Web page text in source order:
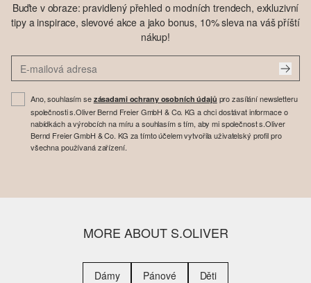
Buďte v obraze: pravidlený přehled o modních trendech, exkluzivní
tipy a inspirace, slevové akce a jako bonus, 10% sleva na váš příští
nákup!
Ano, souhlasím se zásadami ochrany osobních údajů pro zasílání newsletteru
společnosti s.Oliver Bernd Freier GmbH & Co. KG a chci dostávat informace o
nabídkách a výrobcích na míru a souhlasím s tím, aby mi společnost s.Oliver
Bernd Freier GmbH & Co. KG za tímto účelem vytvořila uživatelský profil pro
všechna používaná zařízení.
MORE ABOUT S.OLIVER
Dámy Pánové Děti